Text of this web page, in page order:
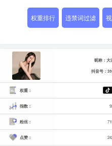
权重排行 违禁词过滤
昵称：大
抖音号：
权重：
指数：
粉丝：
点赞：